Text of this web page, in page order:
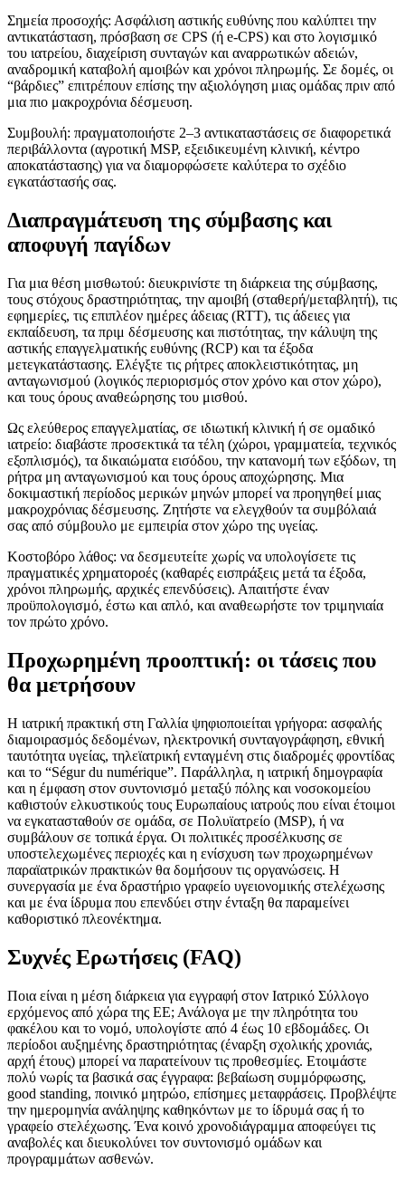
Σημεία προσοχής: Ασφάλιση αστικής ευθύνης που καλύπτει την
αντικατάσταση, πρόσβαση σε CPS (ή e-CPS) και στο λογισμικό
του ιατρείου, διαχείριση συνταγών και αναρρωτικών αδειών,
αναδρομική καταβολή αμοιβών και χρόνοι πληρωμής. Σε δομές, οι
“βάρδιες” επιτρέπουν επίσης την αξιολόγηση μιας ομάδας πριν από
μια πιο μακροχρόνια δέσμευση.
Συμβουλή: πραγματοποιήστε 2–3 αντικαταστάσεις σε διαφορετικά
περιβάλλοντα (αγροτική MSP, εξειδικευμένη κλινική, κέντρο
αποκατάστασης) για να διαμορφώσετε καλύτερα το σχέδιο
εγκατάστασής σας.
Διαπραγμάτευση της σύμβασης και
αποφυγή παγίδων
Για μια θέση μισθωτού: διευκρινίστε τη διάρκεια της σύμβασης,
τους στόχους δραστηριότητας, την αμοιβή (σταθερή/μεταβλητή), τις
εφημερίες, τις επιπλέον ημέρες άδειας (RTT), τις άδειες για
εκπαίδευση, τα πριμ δέσμευσης και πιστότητας, την κάλυψη της
αστικής επαγγελματικής ευθύνης (RCP) και τα έξοδα
μετεγκατάστασης. Ελέγξτε τις ρήτρες αποκλειστικότητας, μη
ανταγωνισμού (λογικός περιορισμός στον χρόνο και στον χώρο),
και τους όρους αναθεώρησης του μισθού.
Ως ελεύθερος επαγγελματίας, σε ιδιωτική κλινική ή σε ομαδικό
ιατρείο: διαβάστε προσεκτικά τα τέλη (χώροι, γραμματεία, τεχνικός
εξοπλισμός), τα δικαιώματα εισόδου, την κατανομή των εξόδων, τη
ρήτρα μη ανταγωνισμού και τους όρους αποχώρησης. Μια
δοκιμαστική περίοδος μερικών μηνών μπορεί να προηγηθεί μιας
μακροχρόνιας δέσμευσης. Ζητήστε να ελεγχθούν τα συμβόλαιά
σας από σύμβουλο με εμπειρία στον χώρο της υγείας.
Κοστοβόρο λάθος: να δεσμευτείτε χωρίς να υπολογίσετε τις
πραγματικές χρηματοροές (καθαρές εισπράξεις μετά τα έξοδα,
χρόνοι πληρωμής, αρχικές επενδύσεις). Απαιτήστε έναν
προϋπολογισμό, έστω και απλό, και αναθεωρήστε τον τριμηνιαία
τον πρώτο χρόνο.
Προχωρημένη προοπτική: οι τάσεις που
θα μετρήσουν
Η ιατρική πρακτική στη Γαλλία ψηφιοποιείται γρήγορα: ασφαλής
διαμοιρασμός δεδομένων, ηλεκτρονική συνταγογράφηση, εθνική
ταυτότητα υγείας, τηλεϊατρική ενταγμένη στις διαδρομές φροντίδας
και το “Ségur du numérique”. Παράλληλα, η ιατρική δημογραφία
και η έμφαση στον συντονισμό μεταξύ πόλης και νοσοκομείου
καθιστούν ελκυστικούς τους Ευρωπαίους ιατρούς που είναι έτοιμοι
να εγκατασταθούν σε ομάδα, σε Πολυϊατρείο (MSP), ή να
συμβάλουν σε τοπικά έργα. Οι πολιτικές προσέλκυσης σε
υποστελεχωμένες περιοχές και η ενίσχυση των προχωρημένων
παραϊατρικών πρακτικών θα δομήσουν τις οργανώσεις. Η
συνεργασία με ένα δραστήριο γραφείο υγειονομικής στελέχωσης
και με ένα ίδρυμα που επενδύει στην ένταξη θα παραμείνει
καθοριστικό πλεονέκτημα.
Συχνές Ερωτήσεις (FAQ)
Ποια είναι η μέση διάρκεια για εγγραφή στον Ιατρικό Σύλλογο
ερχόμενος από χώρα της ΕΕ; Ανάλογα με την πληρότητα του
φακέλου και το νομό, υπολογίστε από 4 έως 10 εβδομάδες. Οι
περίοδοι αυξημένης δραστηριότητας (έναρξη σχολικής χρονιάς,
αρχή έτους) μπορεί να παρατείνουν τις προθεσμίες. Ετοιμάστε
πολύ νωρίς τα βασικά σας έγγραφα: βεβαίωση συμμόρφωσης,
good standing, ποινικό μητρώο, επίσημες μεταφράσεις. Προβλέψτε
την ημερομηνία ανάληψης καθηκόντων με το ίδρυμά σας ή το
γραφείο στελέχωσης. Ένα κοινό χρονοδιάγραμμα αποφεύγει τις
αναβολές και διευκολύνει τον συντονισμό ομάδων και
προγραμμάτων ασθενών.